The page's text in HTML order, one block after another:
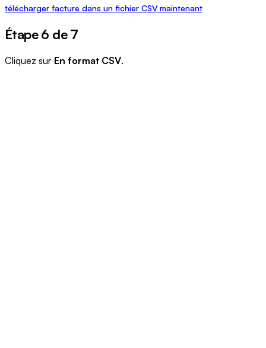
télécharger facture dans un fichier CSV maintenant
Étape 6 de 7
Cliquez sur En format CSV.